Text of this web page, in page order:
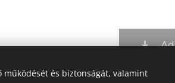
és biztonságát, valamint